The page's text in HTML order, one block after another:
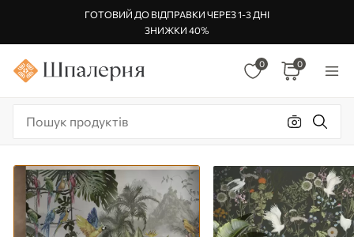
ГОТОВИЙ ДО ВІДПРАВКИ ЧЕРЕЗ 1-3 ДНІ
ЗНИЖКИ 40%
0 0